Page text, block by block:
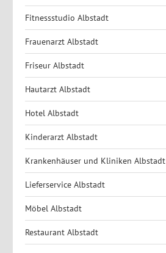
Fitnessstudio Albstadt
Frauenarzt Albstadt
Friseur Albstadt
Hautarzt Albstadt
Hotel Albstadt
Kinderarzt Albstadt
Krankenhäuser und Kliniken Albstadt
Lieferservice Albstadt
Möbel Albstadt
Restaurant Albstadt